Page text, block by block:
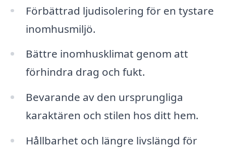
Förbättrad ljudisolering för en tystare
inomhusmiljö.
Bättre inomhusklimat genom att
förhindra drag och fukt.
Bevarande av den ursprungliga
karaktären och stilen hos ditt hem.
Hållbarhet och längre livslängd för